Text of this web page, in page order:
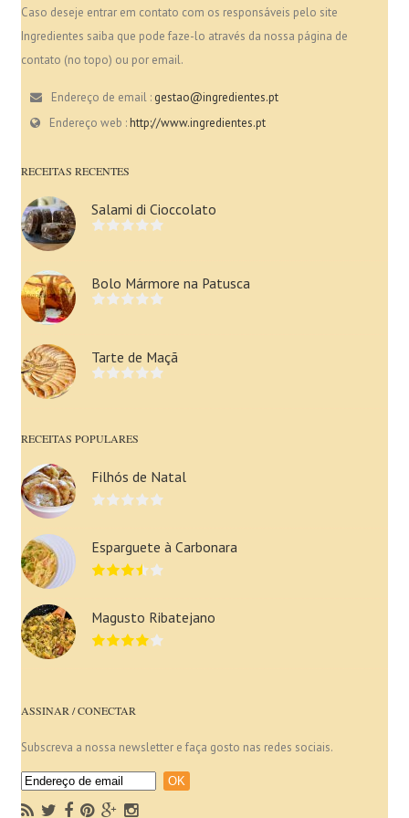
Caso deseje entrar em contato com os responsáveis pelo site
Ingredientes saiba que pode faze-lo através da nossa página de
contato (no topo) ou por email.
Endereço de email : gestao@ingredientes.pt
Endereço web :http://www.ingredientes.pt
RECEITAS RECENTES
Salami di Cioccolato
Bolo Mármore na Patusca
Tarte de Maçã
RECEITAS POPULARES
Filhós de Natal
Esparguete à Carbonara
Magusto Ribatejano
ASSINAR / CONECTAR
Subscreva a nossa newsletter e faça gosto nas redes sociais.